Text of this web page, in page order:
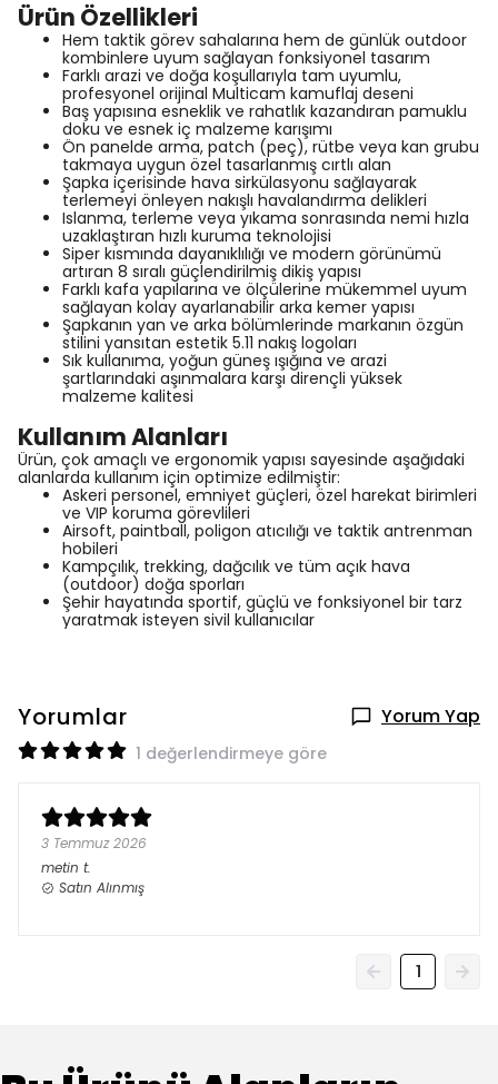
Ürün Özellikleri
Hem taktik görev sahalarına hem de günlük outdoor
kombinlere uyum sağlayan fonksiyonel tasarım
Farklı arazi ve doğa koşullarıyla tam uyumlu,
profesyonel orijinal Multicam kamuflaj deseni
Baş yapısına esneklik ve rahatlık kazandıran pamuklu
doku ve esnek iç malzeme karışımı
Ön panelde arma, patch (peç), rütbe veya kan grubu
takmaya uygun özel tasarlanmış cırtlı alan
Şapka içerisinde hava sirkülasyonu sağlayarak
terlemeyi önleyen nakışlı havalandırma delikleri
Islanma, terleme veya yıkama sonrasında nemi hızla
uzaklaştıran hızlı kuruma teknolojisi
Siper kısmında dayanıklılığı ve modern görünümü
artıran 8 sıralı güçlendirilmiş dikiş yapısı
Farklı kafa yapılarına ve ölçülerine mükemmel uyum
sağlayan kolay ayarlanabilir arka kemer yapısı
Şapkanın yan ve arka bölümlerinde markanın özgün
stilini yansıtan estetik 5.11 nakış logoları
Sık kullanıma, yoğun güneş ışığına ve arazi
şartlarındaki aşınmalara karşı dirençli yüksek
malzeme kalitesi
Kullanım Alanları
Ürün, çok amaçlı ve ergonomik yapısı sayesinde aşağıdaki
alanlarda kullanım için optimize edilmiştir:
Askeri personel, emniyet güçleri, özel harekat birimleri
ve VIP koruma görevlileri
Airsoft, paintball, poligon atıcılığı ve taktik antrenman
hobileri
Kampçılık, trekking, dağcılık ve tüm açık hava
(outdoor) doğa sporları
Şehir hayatında sportif, güçlü ve fonksiyonel bir tarz
yaratmak isteyen sivil kullanıcılar
Yorumlar Yorum Yap
1 değerlendirmeye göre
3 Temmuz 2026
metin t.
Satın Alınmış
1